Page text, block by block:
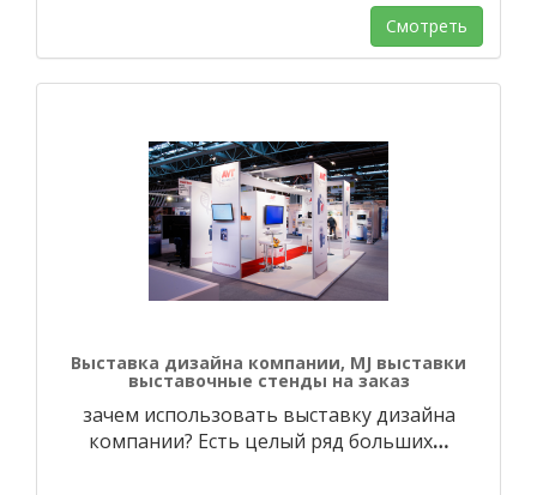
Смотреть
Выставка дизайна компании, MJ выставки
выставочные стенды на заказ
зачем использовать выставку дизайна
компании? Есть целый ряд больших…